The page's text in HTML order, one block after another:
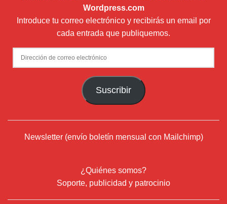
Wordpress.com
Introduce tu correo electrónico y recibirás un email por
cada entrada que publiquemos.
Dirección
de
Suscribir
Newsletter (envío boletín mensual con Mailchimp)
¿Quiénes somos?
Soporte, publicidad y patrocinio